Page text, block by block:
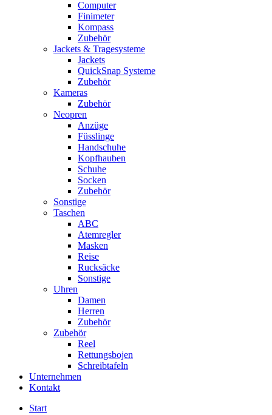
Computer
Finimeter
Kompass
Zubehör
Jackets & Tragesysteme
Jackets
QuickSnap Systeme
Zubehör
Kameras
Zubehör
Neopren
Anzüge
Füsslinge
Handschuhe
Kopfhauben
Schuhe
Socken
Zubehör
Sonstige
Taschen
ABC
Atemregler
Masken
Reise
Rucksäcke
Sonstige
Uhren
Damen
Herren
Zubehör
Zubehör
Reel
Rettungsbojen
Schreibtafeln
Unternehmen
Kontakt
Start